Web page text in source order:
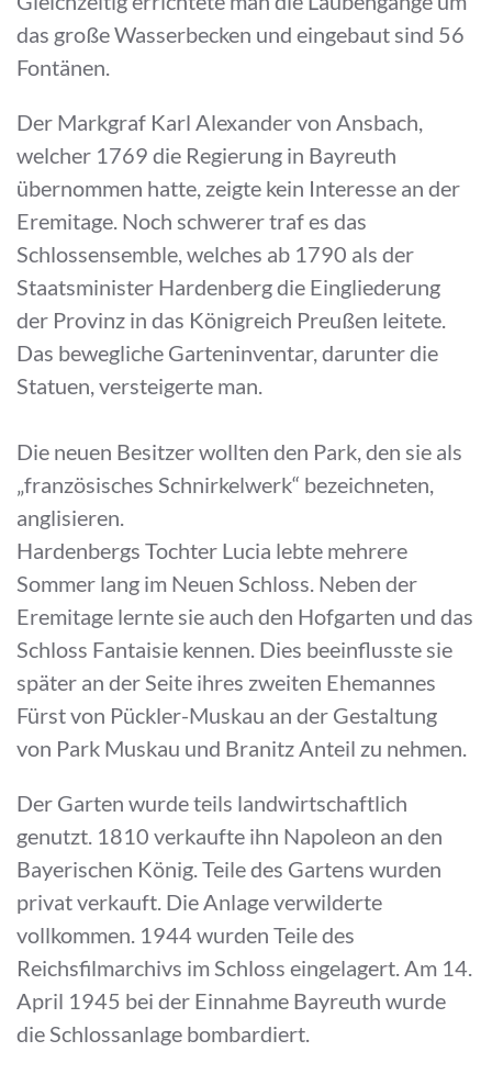
das große Wasserbecken und eingebaut sind 56
Fontänen.
Der Markgraf Karl Alexander von Ansbach,
welcher 1769 die Regierung in Bayreuth
übernommen hatte, zeigte kein Interesse an der
Eremitage. Noch schwerer traf es das
Schlossensemble, welches ab 1790 als der
Staatsminister Hardenberg die Eingliederung
der Provinz in das Königreich Preußen leitete.
Das bewegliche Garteninventar, darunter die
Statuen, versteigerte man.
Die neuen Besitzer wollten den Park, den sie als
„französisches Schnirkelwerk“ bezeichneten,
anglisieren.
Hardenbergs Tochter Lucia lebte mehrere
Sommer lang im Neuen Schloss. Neben der
Eremitage lernte sie auch den Hofgarten und das
Schloss Fantaisie kennen. Dies beeinflusste sie
später an der Seite ihres zweiten Ehemannes
Fürst von Pückler-Muskau an der Gestaltung
von Park Muskau und Branitz Anteil zu nehmen.
Der Garten wurde teils landwirtschaftlich
genutzt. 1810 verkaufte ihn Napoleon an den
Bayerischen König. Teile des Gartens wurden
privat verkauft. Die Anlage verwilderte
vollkommen. 1944 wurden Teile des
Reichsfilmarchivs im Schloss eingelagert. Am 14.
April 1945 bei der Einnahme Bayreuth wurde
die Schlossanlage bombardiert.